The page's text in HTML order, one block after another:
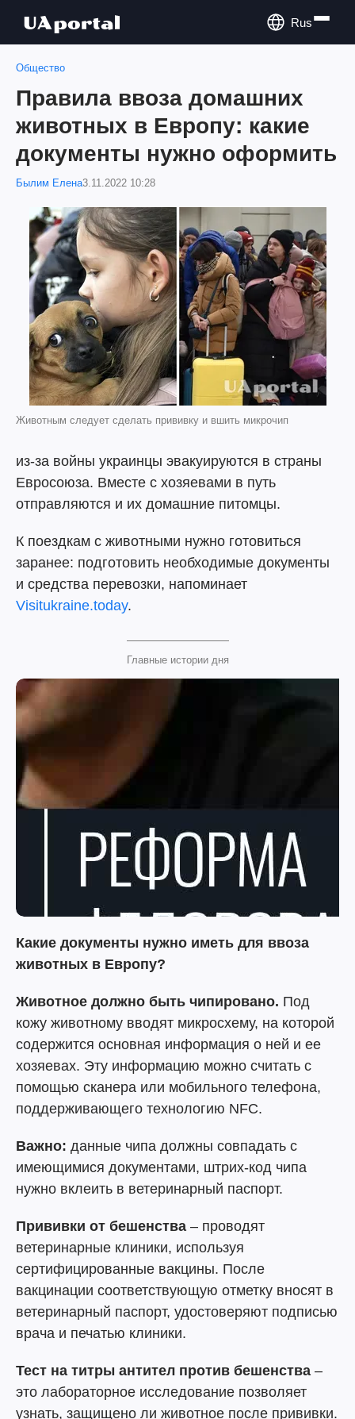
Rus
Общество
Правила ввоза домашних
животных в Европу: какие
документы нужно оформить
Былим Елена3.11.2022 10:28
Животным следует сделать прививку и вшить микрочип
из-за войны украинцы эвакуируются в страны
Евросоюза. Вместе с хозяевами в путь
отправляются и их домашние питомцы.
К поездкам с животными нужно готовиться
заранее: подготовить необходимые документы
и средства перевозки, напоминает
Visitukraine.today.
Главные истории дня
Какие документы нужно иметь для ввоза
животных в Европу?
Животное должно быть чипировано. Под
кожу животному вводят микросхему, на которой
содержится основная информация о ней и ее
хозяевах. Эту информацию можно считать с
помощью сканера или мобильного телефона,
поддерживающего технологию NFC.
Важно: данные чипа должны совпадать с
имеющимися документами, штрих-код чипа
нужно вклеить в ветеринарный паспорт.
Прививки от бешенства – проводят
ветеринарные клиники, используя
сертифицированные вакцины. После
вакцинации соответствующую отметку вносят в
ветеринарный паспорт, удостоверяют подписью
врача и печатью клиники.
Тест на титры антител против бешенства –
это лабораторное исследование позволяет
узнать, защищено ли животное после прививки.